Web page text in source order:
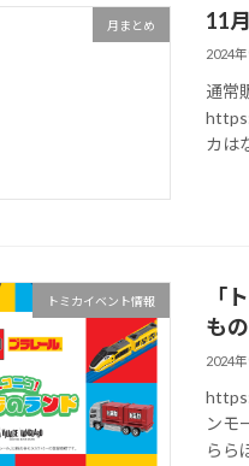
月まとめ 11
2024
通常
カは
トミカイベント情報
「
も
2024
ンモ
らら